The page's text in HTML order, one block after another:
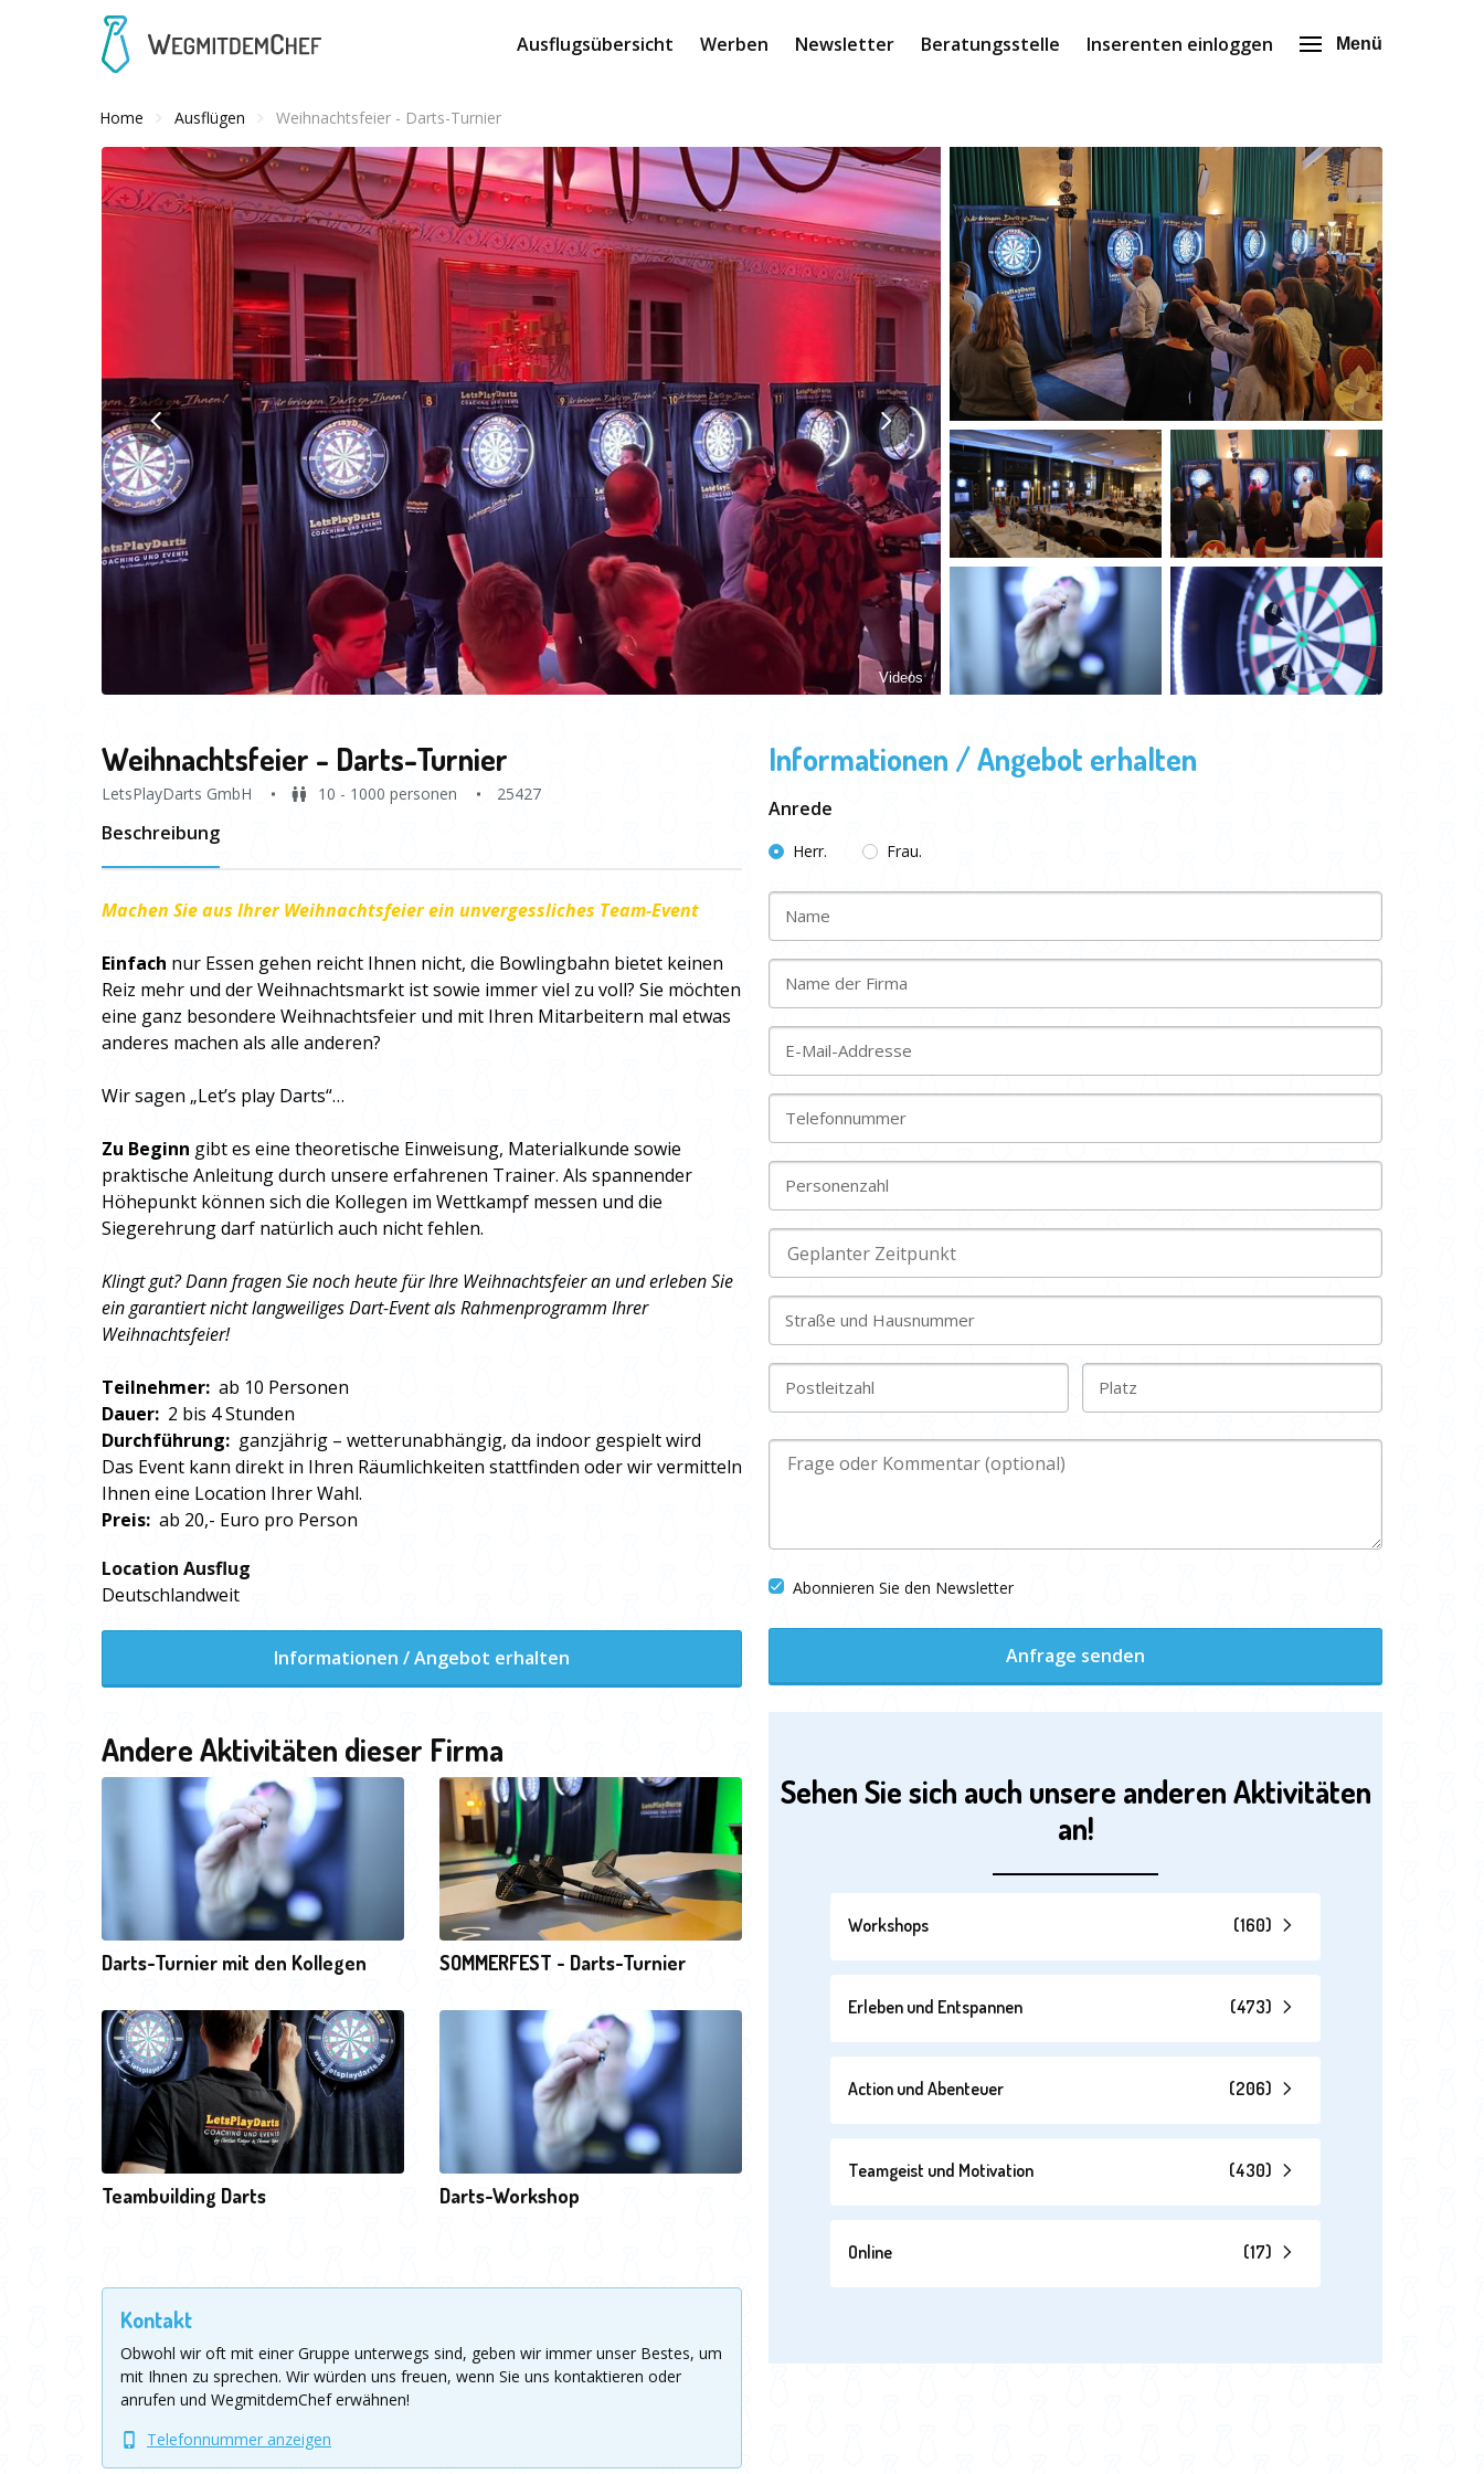
Ausflugsübersicht Werben Newsletter Beratungsstelle Inserenten einloggen Menü
Home Ausflügen Weihnachtsfeier - Darts-Turnier
Videos
Weihnachtsfeier - Darts-Turnier
LetsPlayDarts GmbH 10 - 1000 personen 25427
Beschreibung
Machen Sie aus Ihrer Weihnachtsfeier ein unvergessliches Team-Event
Einfach nur Essen gehen reicht Ihnen nicht, die Bowlingbahn bietet keinen
Reiz mehr und der Weihnachtsmarkt ist sowie immer viel zu voll? Sie möchten
eine ganz besondere Weihnachtsfeier und mit Ihren Mitarbeitern mal etwas
anderes machen als alle anderen?
Wir sagen „Let’s play Darts“…
Zu Beginn gibt es eine theoretische Einweisung, Materialkunde sowie
praktische Anleitung durch unsere erfahrenen Trainer. Als spannender
Höhepunkt können sich die Kollegen im Wettkampf messen und die
Siegerehrung darf natürlich auch nicht fehlen.
Klingt gut? Dann fragen Sie noch heute für Ihre Weihnachtsfeier an und erleben Sie
ein garantiert nicht langweiliges Dart-Event als Rahmenprogramm Ihrer
Weihnachtsfeier!
Teilnehmer: ab 10 Personen
Dauer: 2 bis 4 Stunden
Durchführung: ganzjährig – wetterunabhängig, da indoor gespielt wird
Das Event kann direkt in Ihren Räumlichkeiten stattfinden oder wir vermitteln
Ihnen eine Location Ihrer Wahl.
Preis: ab 20,- Euro pro Person
Location Ausflug
Deutschlandweit
Informationen / Angebot erhalten
Andere Aktivitäten dieser Firma
Darts-Turnier mit den Kollegen SOMMERFEST - Darts-Turnier
Teambuilding Darts Darts-Workshop
Kontakt
Obwohl wir oft mit einer Gruppe unterwegs sind, geben wir immer unser Bestes, um
mit Ihnen zu sprechen. Wir würden uns freuen, wenn Sie uns kontaktieren oder
anrufen und WegmitdemChef erwähnen!
Telefonnummer anzeigen
Informationen / Angebot erhalten
Anrede
Herr. Frau.
Name
Name der Firma
E-Mail-Addresse
Telefonnummer
Personenzahl
Straße und Hausnummer
Postleitzahl Platz
Abonnieren Sie den Newsletter
Anfrage senden
Sehen Sie sich auch unsere anderen Aktivitäten
an!
Workshops (160)
Erleben und Entspannen (473)
Action und Abenteuer (206)
Teamgeist und Motivation (430)
Online (17)